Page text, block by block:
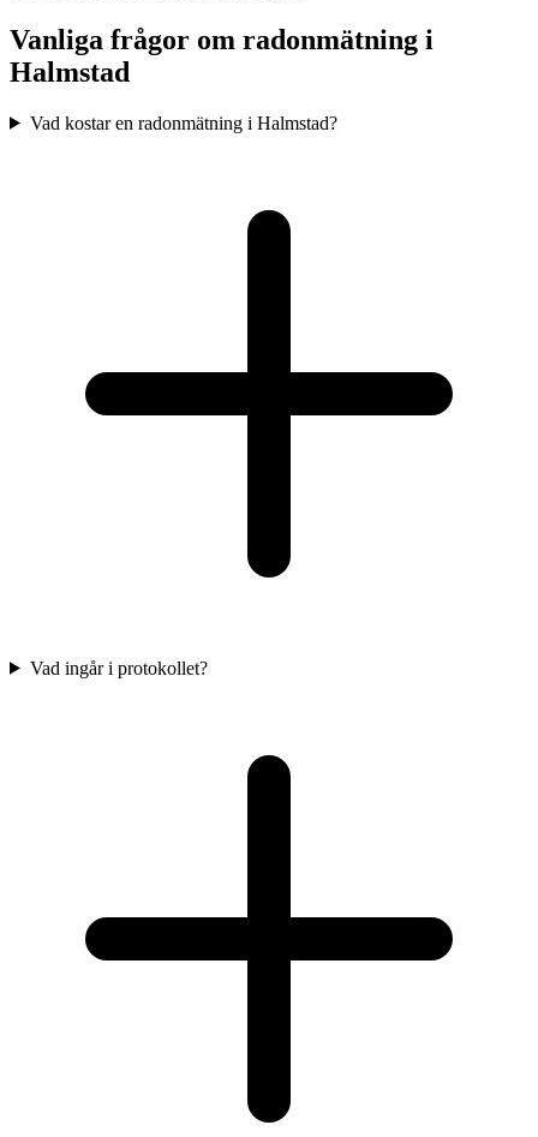
Vanliga frågor om radonmätning i
Halmstad
Vad kostar en radonmätning i Halmstad?
Vad ingår i protokollet?